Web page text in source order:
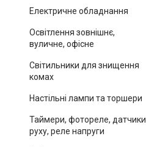
Електричне обладнання
Освітлення зовнішнє,
вуличне, офісне
Світильники для знищення
комах
Настільні лампи та торшери
Таймери, фотореле, датчики
руху, реле напруги